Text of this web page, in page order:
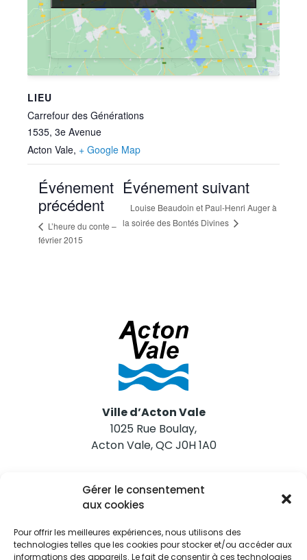
Gérer le consentement
aux cookies
Pour offrir les meilleures expériences, nous utilisons des
technologies telles que les cookies pour stocker et/ou accéder aux
informations des appareils. Le fait de consentir à ces technologies
LIEU
Carrefour des Générations
1535, 3e Avenue
Acton Vale, + Google Map
Événement
précédent
L’heure du conte –
février 2015
Événement suivant
Louise Beaudoin et Paul-Henri Auger à
la soirée des Bontés Divines
Ville d’Acton Vale
1025 Rue Boulay,
Acton Vale, QC J0H 1A0
Nous joindre
Tél. 450 546-2703